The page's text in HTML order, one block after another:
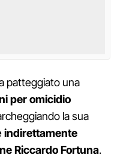
patteggiato una
per omicidio
la sua
indirettamente
Riccardo Fortuna.